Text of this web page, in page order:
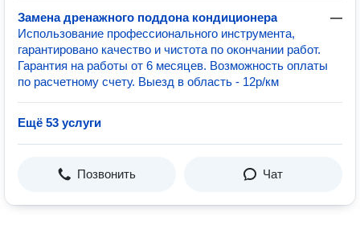
Замена дренажного поддона кондиционера
—
Использование профессионального инструмента,
гарантировано качество и чистота по окончании работ.
Гарантия на работы от 6 месяцев. Возможность оплаты
по расчетному счету. Выезд в область - 12р/км
Ещё 53 услуги
Позвонить Чат